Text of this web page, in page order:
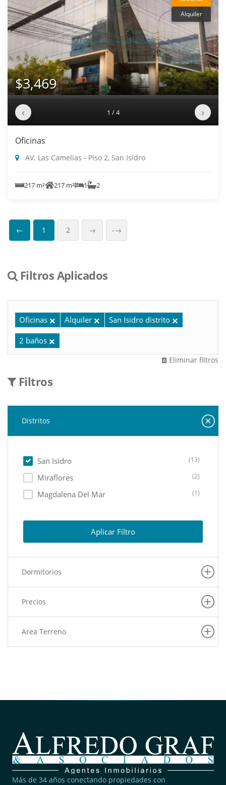
Alquiler
$3,469
‹ 1 / 4 ›
Oficinas
AV. Las Camelias - Piso 2, San Isidro
217 m² 217 m² 1 2
← 1 2 → -→
Filtros Aplicados
Oficinas Alquiler San Isidro distrito
2 baños
Eliminar filtros
Filtros
Distritos
San Isidro (13)
Miraflores (2)
Magdalena Del Mar (1)
Aplicar Filtro
Dormitorios
Precios
Area Terreno
Más de 34 años conectando propiedades con